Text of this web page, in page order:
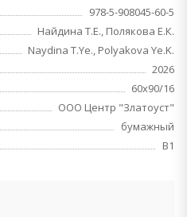
978-5-908045-60-5
Найдина Т.Е., Полякова Е.К.
Naydina T.Ye., Polyakova Ye.K.
2026
60x90/16
ООО Центр "Златоуст"
бумажный
B1